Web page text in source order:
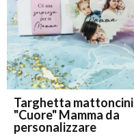
Targhetta mattoncini
"Cuore" Mamma da
personalizzare